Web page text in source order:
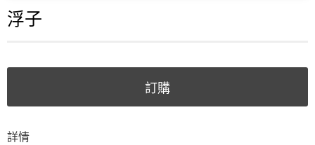
浮子
訂購
詳情